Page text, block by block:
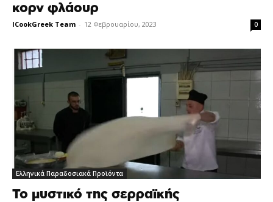
κορν φλάουρ
ICookGreek Team - 12 Φεβρουαρίου, 2023 0
Ελληνικά Παραδοσιακά Προϊόντα
Το μυστικό της σερραϊκής